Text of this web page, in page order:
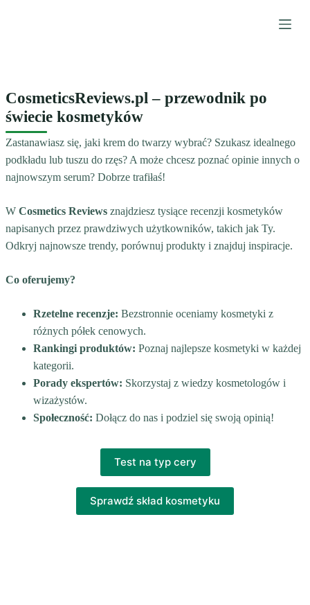
d
ź
d
e
c
CosmeticsReviews.pl – przewodnik po
świecie kosmetyków
Zastanawiasz się, jaki krem do twarzy wybrać? Szukasz idealnego
podkładu lub tuszu do rzęs? A może chcesz poznać opinie innych o
najnowszym serum? Dobrze trafiłaś!
W Cosmetics Reviews znajdziesz tysiące recenzji kosmetyków
napisanych przez prawdziwych użytkowników, takich jak Ty.
Odkryj najnowsze trendy, porównuj produkty i znajduj inspiracje.
Co oferujemy?
Rzetelne recenzje: Bezstronnie oceniamy kosmetyki z
różnych półek cenowych.
Rankingi produktów: Poznaj najlepsze kosmetyki w każdej
kategorii.
Porady ekspertów: Skorzystaj z wiedzy kosmetologów i
wizażystów.
Społeczność: Dołącz do nas i podziel się swoją opinią!
Test na typ cery
Sprawdź skład kosmetyku